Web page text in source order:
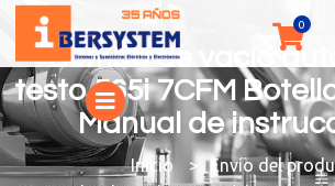
Bomba de vacío
testo 565i 7CFM
Manual de
You are here:
Envío del